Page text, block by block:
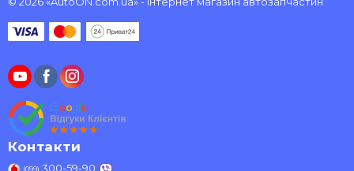
Контакти
(099) 300-59-90